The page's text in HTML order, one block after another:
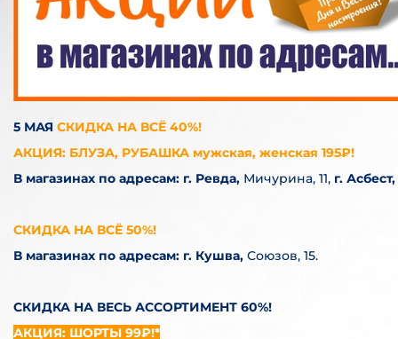
5 МАЯ СКИДКА НА ВСЁ 40%!
АКЦИЯ: БЛУЗА, РУБАШКА мужская, женская 195₽!
В магазинах по адресам: г. Ревда, Мичурина, 11, г. Асбест,
СКИДКА НА ВСЁ 50%!
В магазинах по адресам: г. Кушва, Союзов, 15.
СКИДКА НА ВЕСЬ АССОРТИМЕНТ 60%!
АКЦИЯ: ШОРТЫ 99₽!*